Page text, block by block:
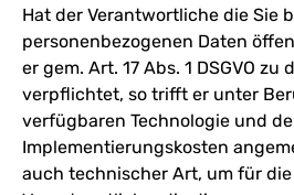
Hat der Verantwortliche die Sie
personenbezogenen Daten
er gem. Art. 17 Abs. 1 DSGVO zu
verpflichtet, so trifft er unter
verfügbaren Technologie und
Implementierungskosten
auch technischer Art, um für